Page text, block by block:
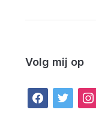
Volg mij op
facebook
twitter